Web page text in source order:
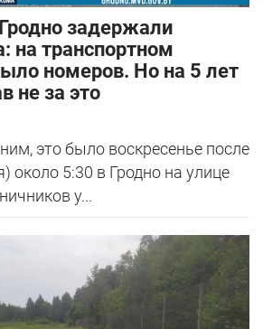
задержали
на транспортном
номеров. Но на 5 лет
не за это
это было воскресенье после
около 5:30 в Гродно на улице
у...